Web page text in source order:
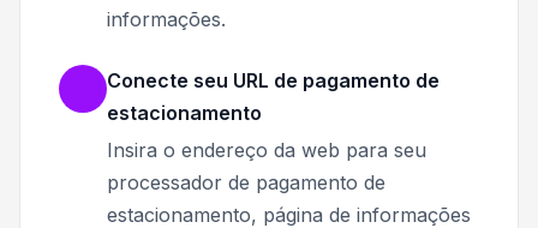
informações.
Conecte seu URL de pagamento de
estacionamento
Insira o endereço da web para seu
processador de pagamento de
estacionamento, página de informações